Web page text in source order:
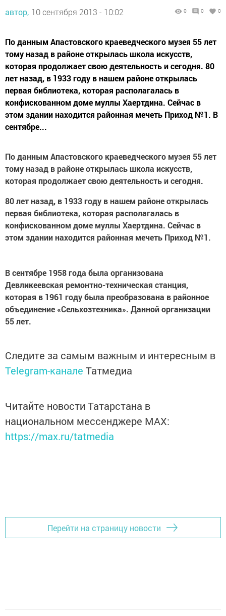
автор, 10 сентября 2013 - 10:02 0 0 0
По данным Апастовского краеведческого музея 55 лет
тому назад в районе открылась школа искусств,
которая продолжает свою деятельность и сегодня. 80
лет назад, в 1933 году в нашем районе открылась
первая библиотека, которая располагалась в
конфискованном доме муллы Хаертдина. Сейчас в
этом здании находится районная мечеть Приход №1. В
сентябре...
По данным Апастовского краеведческого музея 55 лет
тому назад в районе открылась школа искусств,
которая продолжает свою деятельность и сегодня.
80 лет назад, в 1933 году в нашем районе открылась
первая библиотека, которая располагалась в
конфискованном доме муллы Хаертдина. Сейчас в
этом здании находится районная мечеть Приход №1.
В сентябре 1958 года была организована
Девликеевская ремонтно-техническая станция,
которая в 1961 году была преобразована в районное
объединение «Сельхозтехника». Данной организации
55 лет.
Следите за самым важным и интересным в
Telegram-канале Татмедиа
Читайте новости Татарстана в
национальном мессенджере MАХ:
https://max.ru/tatmedia
Перейти на страницу новости